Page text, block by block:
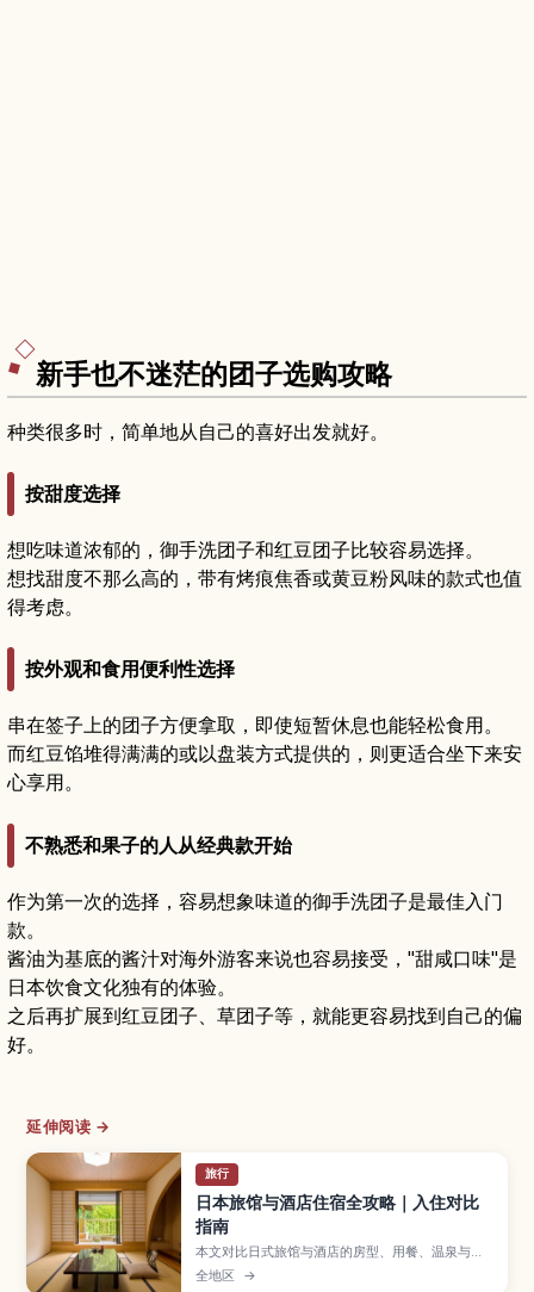
新手也不迷茫的团子选购攻略
种类很多时，简单地从自己的喜好出发就好。
按甜度选择
想吃味道浓郁的，御手洗团子和红豆团子比较容易选择。
想找甜度不那么高的，带有烤痕焦香或黄豆粉风味的款式也值
得考虑。
按外观和食用便利性选择
串在签子上的团子方便拿取，即使短暂休息也能轻松食用。
而红豆馅堆得满满的或以盘装方式提供的，则更适合坐下来安
心享用。
不熟悉和果子的人从经典款开始
作为第一次的选择，容易想象味道的御手洗团子是最佳入门
款。
酱油为基底的酱汁对海外游客来说也容易接受，"甜咸口味"是
日本饮食文化独有的体验。
之后再扩展到红豆团子、草团子等，就能更容易找到自己的偏
好。
延伸阅读 →
旅行
日本旅馆与酒店住宿全攻略｜入住对比
指南
本文对比日式旅馆与酒店的房型、用餐、温泉与住
宿规则差异，帮助你按行程与需求选对住宿。
全地区 →